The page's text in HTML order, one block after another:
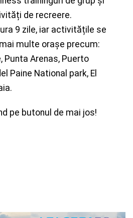
de recreere.
9 zile, iar activitățile se
multe orașe precum:
Punta Arenas, Puerto
Paine National park, El
pe butonul de mai jos!